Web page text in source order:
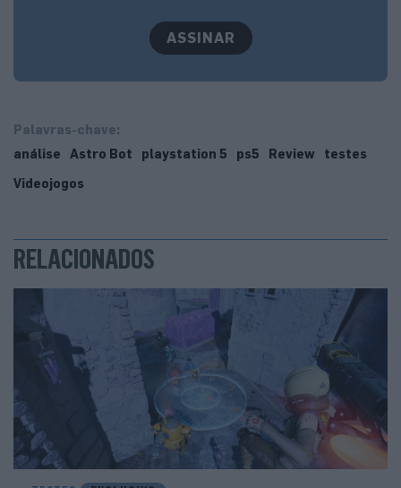
ASSINAR
Palavras-chave:
análise
Astro Bot playstation 5 ps5 Review
testes
Videojogos
RELACIONADOS